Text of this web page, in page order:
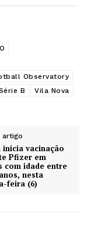
Observatory
B
Vila Nova
artigo
inicia vacinação
Pfizer em
com idade entre
nesta
feira (6)